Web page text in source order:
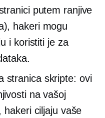
putem ranjive
hakeri mogu
i koristiti je za
stranicaskripte: ovi
na vašoj
hakeri ciljaju vaše